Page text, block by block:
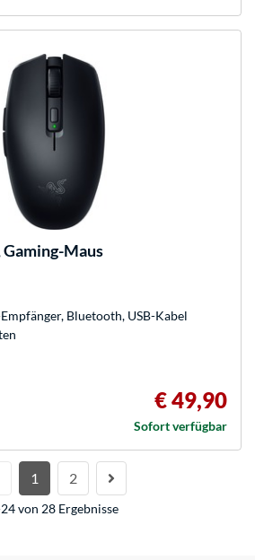
Maus
Bluetooth, USB-Kabel
€ 49,90
Sofort verfügbar
1 2
von 28 Ergebnisse